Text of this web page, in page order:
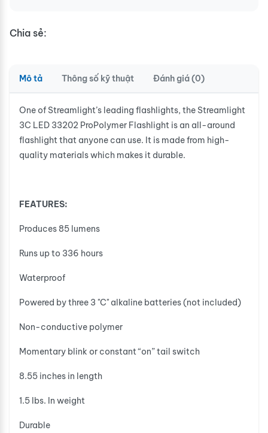
Chia sẻ:
Mô tả Thông số kỹ thuật Đánh giá (0)
One of Streamlight’s leading flashlights, the Streamlight
3C LED 33202 ProPolymer Flashlight is an all-around
flashlight that anyone can use. It is made from high-
quality materials which makes it durable.
FEATURES:
Produces 85 lumens
Runs up to 336 hours
Waterproof
Powered by three 3 "C" alkaline batteries (not included)
Non-conductive polymer
Momentary blink or constant “on” tail switch
8.55 inches in length
1.5 Ibs. In weight
Durable